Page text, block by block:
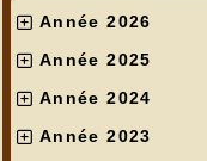
Année 2026
Année 2025
Année 2024
Année 2023